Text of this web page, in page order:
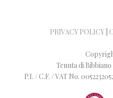
PRIVACY POLICY|
Tenuta di
P.I. / C.F. / VAT No.